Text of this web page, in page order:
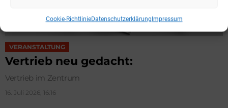
Cookie-RichtlinieDatenschutzerklärungImpressum
VERANSTALTUNG
Vertrieb neu gedacht:
Vertrieb im Zentrum
16. Juli 2026, 16:16